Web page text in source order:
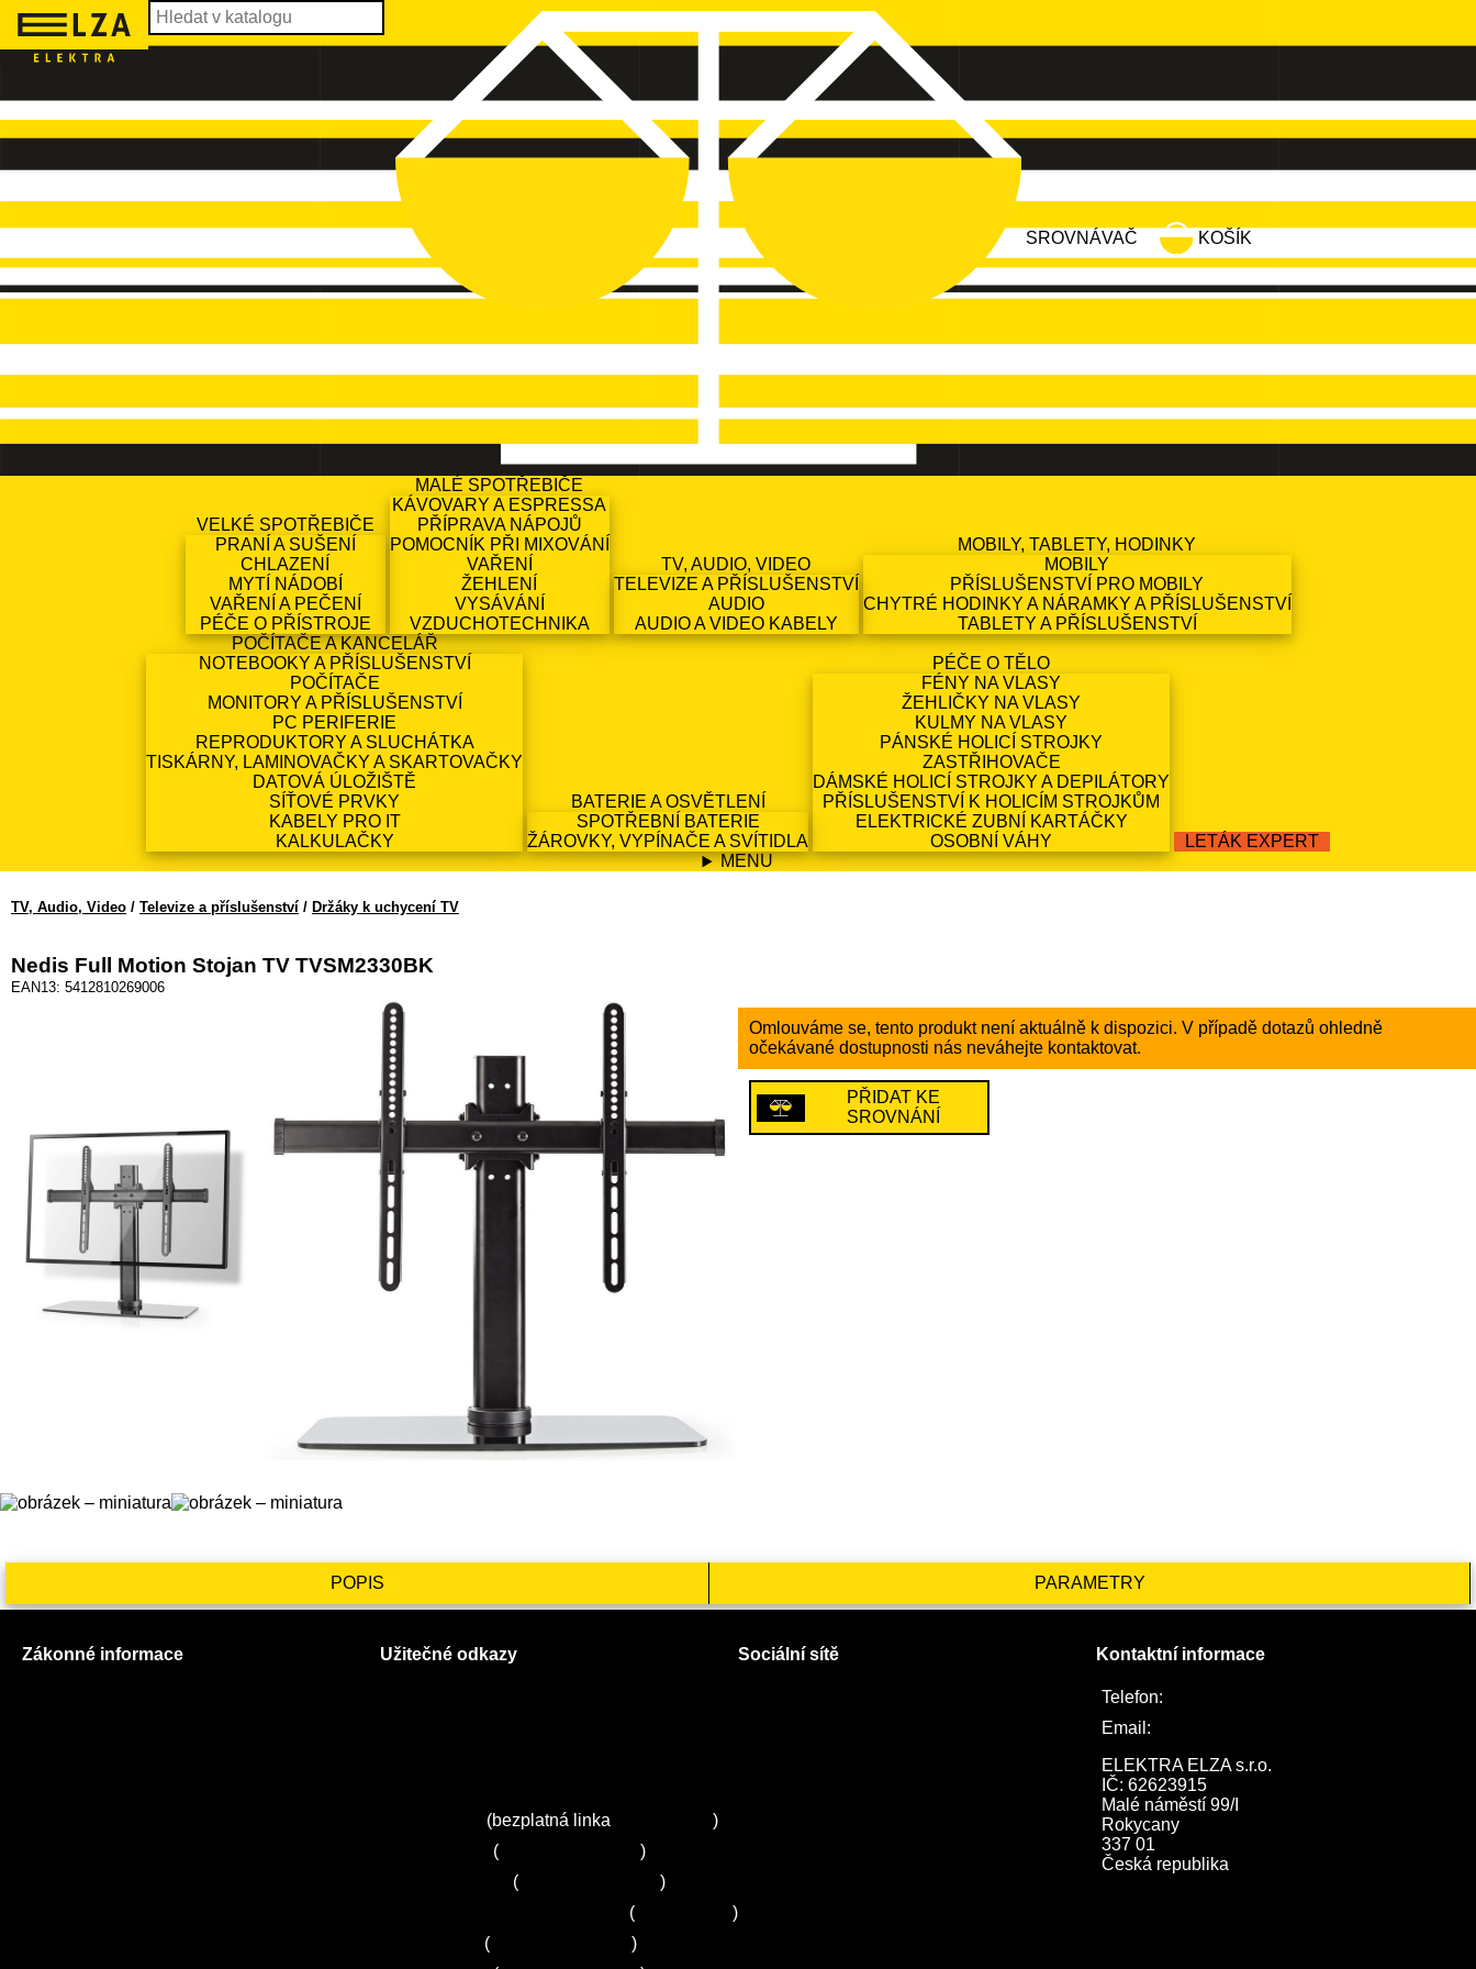
SROVNÁVAČ KOŠÍK
VELKÉ SPOTŘEBIČE
PRANÍ A SUŠENÍ
CHLAZENÍ
MYTÍ NÁDOBÍ
VAŘENÍ A PEČENÍ
PÉČE O PŘÍSTROJE
MALÉ SPOTŘEBIČE
KÁVOVARY A ESPRESSA
PŘÍPRAVA NÁPOJŮ
POMOCNÍK PŘI MIXOVÁNÍ
VAŘENÍ
ŽEHLENÍ
VYSÁVÁNÍ
VZDUCHOTECHNIKA
TV, AUDIO, VIDEO
TELEVIZE A PŘÍSLUŠENSTVÍ
AUDIO
AUDIO A VIDEO KABELY
MOBILY, TABLETY, HODINKY
MOBILY
PŘÍSLUŠENSTVÍ PRO MOBILY
CHYTRÉ HODINKY A NÁRAMKY A PŘÍSLUŠENSTVÍ
TABLETY A PŘÍSLUŠENSTVÍ
POČÍTAČE A KANCELÁŘ
NOTEBOOKY A PŘÍSLUŠENSTVÍ
POČÍTAČE
MONITORY A PŘÍSLUŠENSTVÍ
PC PERIFERIE
REPRODUKTORY A SLUCHÁTKA
TISKÁRNY, LAMINOVAČKY A SKARTOVAČKY
DATOVÁ ÚLOŽIŠTĚ
SÍŤOVÉ PRVKY
KABELY PRO IT
KALKULAČKY
BATERIE A OSVĚTLENÍ
SPOTŘEBNÍ BATERIE
ŽÁROVKY, VYPÍNAČE A SVÍTIDLA
PÉČE O TĚLO
FÉNY NA VLASY
ŽEHLIČKY NA VLASY
KULMY NA VLASY
PÁNSKÉ HOLICÍ STROJKY
ZASTŘIHOVAČE
DÁMSKÉ HOLICÍ STROJKY A DEPILÁTORY
PŘÍSLUŠENSTVÍ K HOLICÍM STROJKŮM
ELEKTRICKÉ ZUBNÍ KARTÁČKY
OSOBNÍ VÁHY
LETÁK EXPERT
MENU
TV, Audio, Video / Televize a příslušenství / Držáky k uchycení TV
Nedis Full Motion Stojan TV TVSM2330BK
EAN13: 5412810269006
Omlouváme se, tento produkt není aktuálně k dispozici. V případě dotazů ohledně
očekávané dostupnosti nás neváhejte kontaktovat.
PŘIDAT KE
SROVNÁNÍ
POPIS PARAMETRY
Zákonné informace Užitečné odkazy
(bezplatná linka
)
(
)
(
)
(
)
(
)
Sociální sítě Kontaktní informace
Telefon:
Email:
ELEKTRA ELZA s.r.o.
IČ: 62623915
Malé náměstí 99/I
Rokycany
337 01
Česká republika